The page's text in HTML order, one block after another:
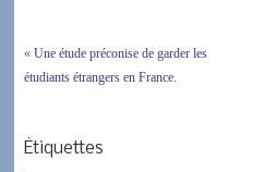
« Une étude préconise de garder les
étudiants étrangers en France.
Étiquettes